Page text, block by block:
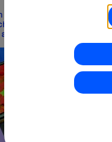
ELECTRONIC ASSEMBLY
Display: brillante
aus allen Richtungen.